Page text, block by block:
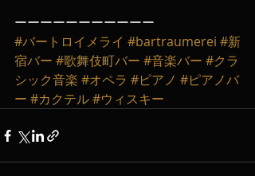
ーーーーーーーーーーー
#バートロイメライ #bartraumerei #新
宿バー #歌舞伎町バー #音楽バー #クラ
シック音楽 #オペラ #ピアノ #ピアノバ
ー #カクテル#ウィスキー